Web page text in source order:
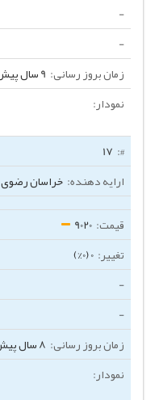
-
-
9 سال پیش
17
خراسان رضوی
9020
0 (0%)
-
-
8 سال پیش